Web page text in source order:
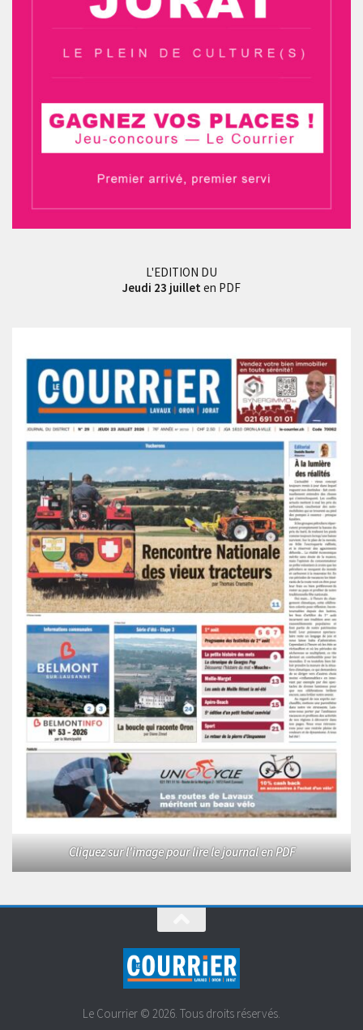
L'EDITION DU
Jeudi 23 juillet en PDF
Cliquez sur l'image pour lire le journal en PDF
Le Courrier © 2026. Tous droits réservés.